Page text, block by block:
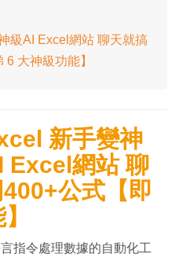
級AI Excel網站 聊天就搞
大神級功能】
新手變神
Excel網站 聊
公式【即
指令處理數據的自動化工